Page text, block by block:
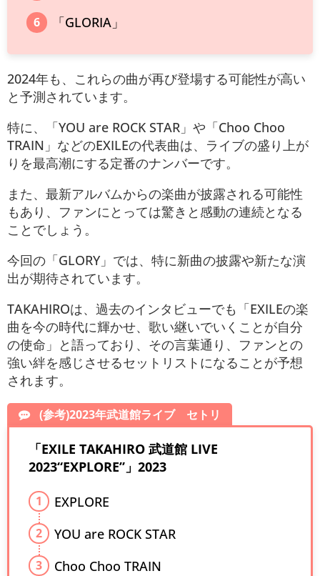
「GLORIA」
2024年も、これらの曲が再び登場する可能性が高い
と予測されています。
特に、「YOU are ROCK STAR」や「Choo Choo
TRAIN」などのEXILEの代表曲は、ライブの盛り上が
りを最高潮にする定番のナンバーです。
また、最新アルバムからの楽曲が披露される可能性
もあり、ファンにとっては驚きと感動の連続となる
ことでしょう​。
今回の「GLORY」では、特に新曲の披露や新たな演
出が期待されています。
TAKAHIROは、過去のインタビューでも「EXILEの楽
曲を今の時代に輝かせ、歌い継いでいくことが自分
の使命」と語っており、その言葉通り、ファンとの
強い絆を感じさせるセットリストになることが予想
されます。
(参考)2023年武道館ライブ セトリ
「EXILE TAKAHIRO 武道館 LIVE
2023“EXPLORE”」2023
EXPLORE
YOU are ROCK STAR
Choo Choo TRAIN